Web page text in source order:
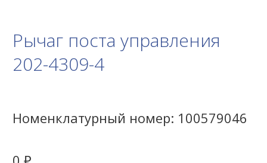
Рычаг поста управления
202-4309-4
Номенклатурный номер: 100579046